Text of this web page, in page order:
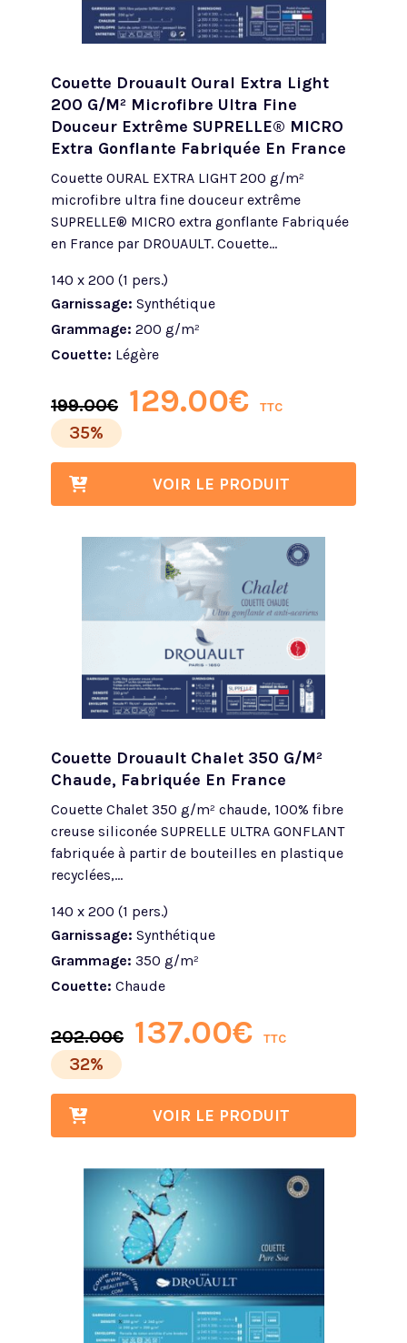
Couette Drouault Oural Extra Light
200 G/m² Microfibre Ultra Fine
Douceur Extrême SUPRELLE® MICRO
Extra Gonflante Fabriquée En France
Couette OURAL EXTRA LIGHT 200 g/m²
microfibre ultra fine douceur extrême
SUPRELLE® MICRO extra gonflante Fabriquée
en France par DROUAULT. Couette...
140 x 200 (1 pers.)
Garnissage: Synthétique
Grammage: 200 g/m²
Couette: Légère
199.00€ 129.00€ TTC
35%
VOIR LE PRODUIT
Couette Drouault Chalet 350 G/m²
Chaude, Fabriquée En France
Couette Chalet 350 g/m² chaude, 100% fibre
creuse siliconée SUPRELLE ULTRA GONFLANT
fabriquée à partir de bouteilles en plastique
recyclées,...
140 x 200 (1 pers.)
Garnissage: Synthétique
Grammage: 350 g/m²
Couette: Chaude
202.00€ 137.00€ TTC
32%
VOIR LE PRODUIT